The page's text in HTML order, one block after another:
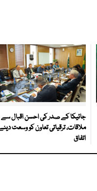
جائیکا کے صدر کی احسن اقبال سے
ملاقات، ترقیاتی تعاون کو وسعت
اتفاق